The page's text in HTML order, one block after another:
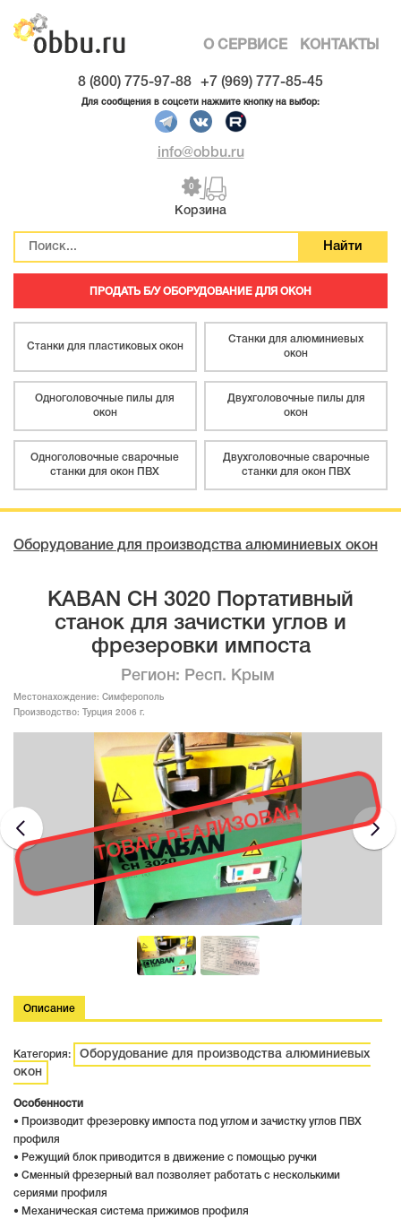
О СЕРВИСЕ КОНТАКТЫ
8 (800) 775-97-88 +7 (969) 777-85-45
Для сообщения в соцсети нажмите кнопку на выбор:
info@obbu.ru
0
Корзина
ПРОДАТЬ Б/У ОБОРУДОВАНИЕ ДЛЯ ОКОН
Станки для пластиковых окон
Станки для алюминиевых
окон
Одноголовочные пилы для
окон
Двухголовочные пилы для
окон
Одноголовочные сварочные
станки для окон ПВХ
Двухголовочные сварочные
станки для окон ПВХ
Оборудование для производства алюминиевых окон
KABAN CH 3020 Портативный
станок для зачистки углов и
фрезеровки импоста
Регион: Респ. Крым
Местонахождение: Симферополь
Производство:
Турция 2006 г.
ТОВАР РЕАЛИЗОВАН
Описание
Категория:
Оборудование для производства алюминиевых
окон
Особенности
• Производит фрезеровку импоста под углом и зачистку углов ПВХ
профиля
• Режущий блок приводится в движение с помощью ручки
• Сменный фрезерный вал позволяет работать с несколькими
сериями профиля
• Механическая система прижимов профиля